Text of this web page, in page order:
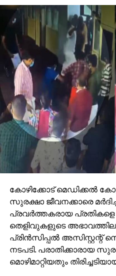
കോഴിക്കോട് മെഡിക്കൽ
സുരക്ഷാ ജീവനക്കാരെ
പ്രവർത്തകരായ പ്രതികളെ
തെളിവുകളുടെ
പ്രിൻസിപ്പൽ
നടപടി. പരാതിക്കാരായ
മൊഴിമാറ്റിയതും